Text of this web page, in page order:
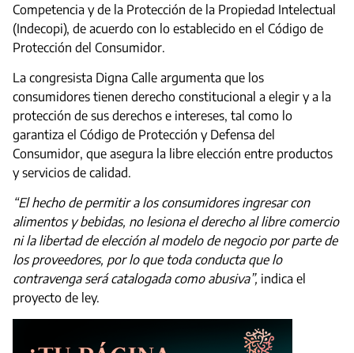
Competencia y de la Protección de la Propiedad Intelectual
(Indecopi), de acuerdo con lo establecido en el Código de
Protección del Consumidor.
La congresista Digna Calle argumenta que los
consumidores tienen derecho constitucional a elegir y a la
protección de sus derechos e intereses, tal como lo
garantiza el Código de Protección y Defensa del
Consumidor, que asegura la libre elección entre productos
y servicios de calidad.
“El hecho de permitir a los consumidores ingresar con
alimentos y bebidas, no lesiona el derecho al libre comercio
ni la libertad de elección al modelo de negocio por parte de
los proveedores, por lo que toda conducta que lo
contravenga será catalogada como abusiva”, indica el
proyecto de ley.